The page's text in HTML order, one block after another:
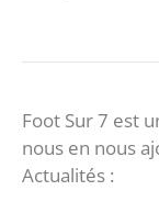
Foot Sur 7 est
nous en nous
Actualités :